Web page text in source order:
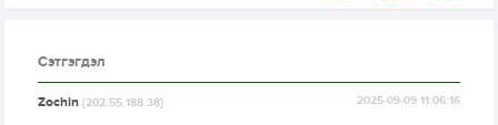
Сэтгэгдэл
Zochin[202.55.188.38] 2025-09-09 11:06:16